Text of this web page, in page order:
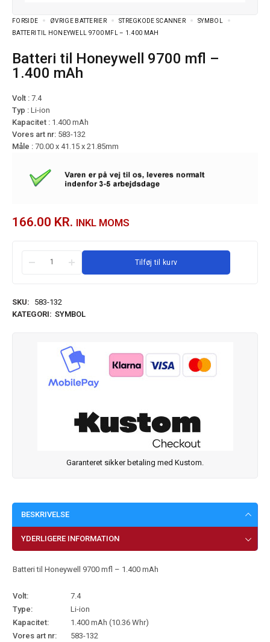
FORSIDE ØVRIGE BATTERIER STREGKODE SCANNER
SYMBOL
BATTERI TIL HONEYWELL 9700 MFL – 1.400 MAH
Batteri til Honeywell 9700 mfl –
1.400 mAh
Volt : 7.4
Typ : Li-ion
Kapacitet : 1.400 mAh
Vores art nr: 583-132
Måle : 70.00 x 41.15 x 21.85mm
166.00 KR. INKL MOMS
Tilføj til kurv
SKU:
583-132
KATEGORI: SYMBOL
Garanteret sikker betaling med Kustom.
BESKRIVELSE
YDERLIGERE INFORMATION
Batteri til Honeywell 9700 mfl – 1.400 mAh
Volt:
7.4
Type:
Li-ion
Kapacitet:
1.400 mAh (10.36 Whr)
Vores art nr:
583-132